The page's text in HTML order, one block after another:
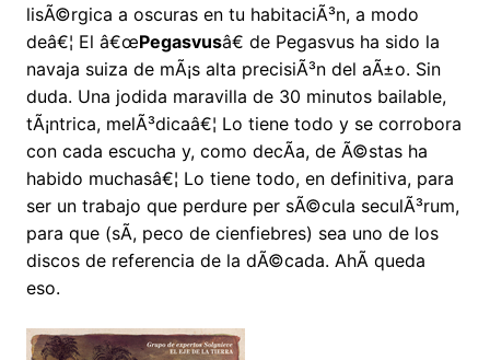
lisÃ©rgica a oscuras en tu habitaciÃ³n, a modo
deâ€¦ El â€œPegasvusâ€ de Pegasvus ha sido la
navaja suiza de mÃ¡s alta precisiÃ³n del aÃ±o. Sin
duda. Una jodida maravilla de 30 minutos bailable,
tÃ¡ntrica, melÃ³dicaâ€¦ Lo tiene todo y se corrobora
con cada escucha y, como decÃ­a, de Ã©stas ha
habido muchasâ€¦ Lo tiene todo, en definitiva, para
ser un trabajo que perdure per sÃ©cula seculÃ³rum,
para que (sÃ­, peco de cienfiebres) sea uno de los
discos de referencia de la dÃ©cada. AhÃ­ queda
eso.